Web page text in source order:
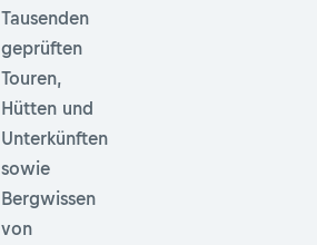
Tausenden
geprüften
Touren,
Hütten und
Unterkünften
sowie
Bergwissen
von